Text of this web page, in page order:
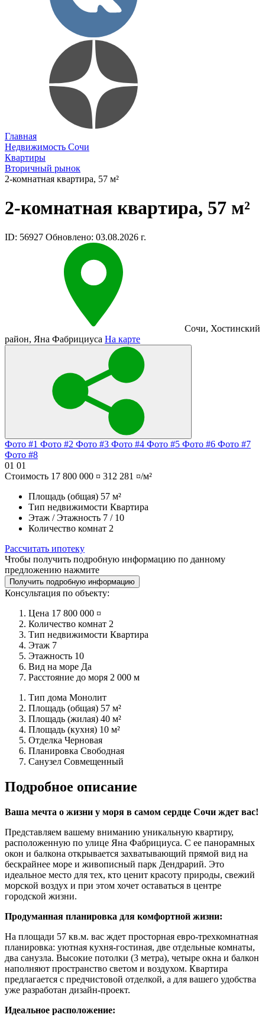
Главная
Недвижимость Сочи
Квартиры
Вторичный рынок
2-комнатная квартира, 57 м²
2-комнатная квартира, 57 м²
ID: 56927 Обновлено: 03.08.2026 г.
Сочи, Хостинский
район, Яна Фабрициуса На карте
Фото #1 Фото #2 Фото #3 Фото #4 Фото #5 Фото #6 Фото #7
Фото #8
01 01
Стоимость 17 800 000 ¤ 312 281 ¤/м²
Площадь (общая) 57 м²
Тип недвижимости Квартира
Этаж / Этажность 7 / 10
Количество комнат 2
Рассчитать ипотеку
Чтобы получить подробную информацию по данному
предложению нажмите
Получить подробную информацию
Консультация по объекту:
Цена 17 800 000 ¤
Количество комнат 2
Тип недвижимости Квартира
Этаж 7
Этажность 10
Вид на море Да
Расстояние до моря 2 000 м
Тип дома Монолит
Площадь (общая) 57 м²
Площадь (жилая) 40 м²
Площадь (кухня) 10 м²
Отделка Черновая
Планировка Свободная
Санузел Совмещенный
Подробное описание
Ваша мечта о жизни у моря в самом сердце Сочи ждет вас!
Представляем вашему вниманию уникальную квартиру,
расположенную по улице Яна Фабрициуса. С ее панорамных
окон и балкона открывается захватывающий прямой вид на
бескрайнее море и живописный парк Дендрарий. Это
идеальное место для тех, кто ценит красоту природы, свежий
морской воздух и при этом хочет оставаться в центре
городской жизни.
Продуманная планировка для комфортной жизни:
На площади 57 кв.м. вас ждет просторная евро-трехкомнатная
планировка: уютная кухня-гостиная, две отдельные комнаты,
два санузла. Высокие потолки (3 метра), четыре окна и балкон
наполняют пространство светом и воздухом. Квартира
предлагается с предчистовой отделкой, а для вашего удобства
уже разработан дизайн-проект.
Идеальное расположение: